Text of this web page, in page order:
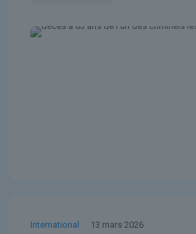
International 13 mars 2026